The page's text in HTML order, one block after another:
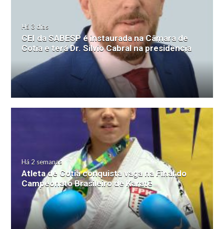
Há 3 dias
CEI da SABESP é instaurada na Câmara de
Cotia e terá Dr. Silvio Cabral na presidência
Há 2 semanas
Atleta de Cotia conquista vaga na Final do
Campeonato Brasileiro de Karatê